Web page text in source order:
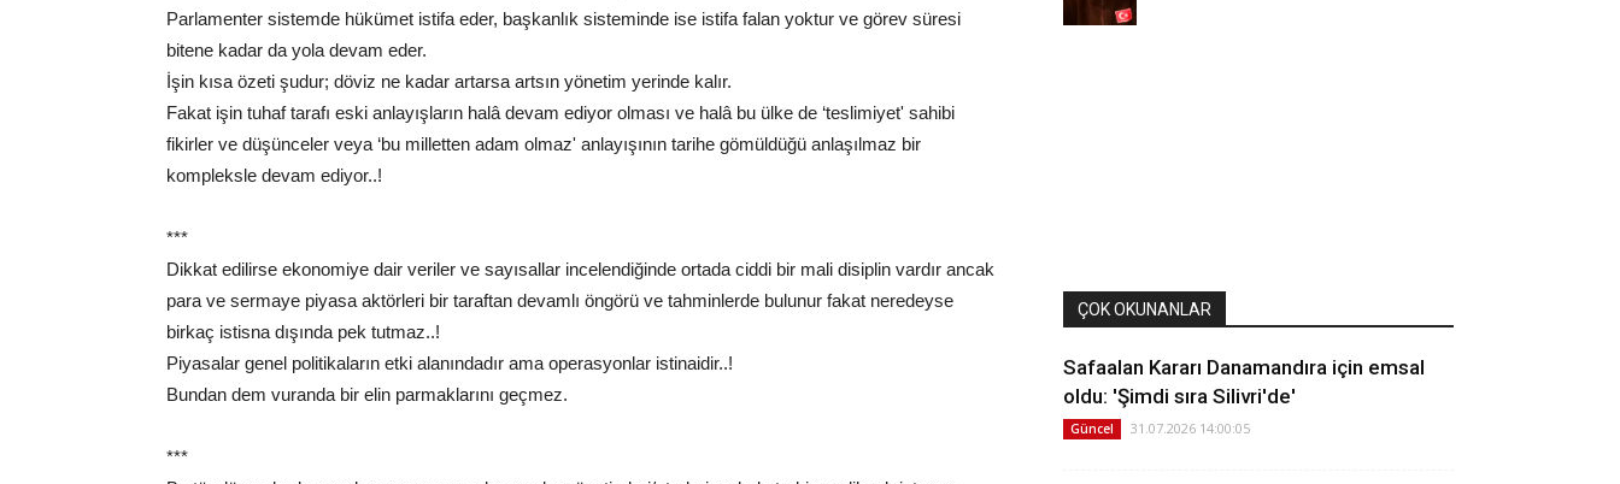
Parlamenter sistemde hükümet istifa eder, başkanlık sisteminde ise istifa falan yoktur ve görev süresi
bitene kadar da yola devam eder.
İşin kısa özeti şudur; döviz ne kadar artarsa artsın yönetim yerinde kalır.
Fakat işin tuhaf tarafı eski anlayışların halâ devam ediyor olması ve halâ bu ülke de ‘teslimiyet' sahibi
fikirler ve düşünceler veya ‘bu milletten adam olmaz' anlayışının tarihe gömüldüğü anlaşılmaz bir
kompleksle devam ediyor..!
***
Dikkat edilirse ekonomiye dair veriler ve sayısallar incelendiğinde ortada ciddi bir mali disiplin vardır ancak
para ve sermaye piyasa aktörleri bir taraftan devamlı öngörü ve tahminlerde bulunur fakat neredeyse
birkaç istisna dışında pek tutmaz..!
Piyasalar genel politikaların etki alanındadır ama operasyonlar istinaidir..!
Bundan dem vuranda bir elin parmaklarını geçmez.
***
ÇOK OKUNANLAR
Safaalan Kararı Danamandıra için emsal
oldu: 'Şimdi sıra Silivri'de'
Güncel 31.07.2026 14:00:05